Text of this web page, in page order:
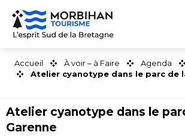
Aller
contenu
Accueil À voir – à Faire Agenda
Atelier cyanotype dans le parc de
Atelier cyanotype dans le
Garenne